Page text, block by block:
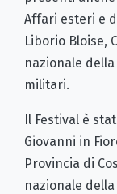
Affari esteri e
Liborio Bloise,
nazionale
militari.
Il Festival è
Giovanni in
Provincia di
nazionale